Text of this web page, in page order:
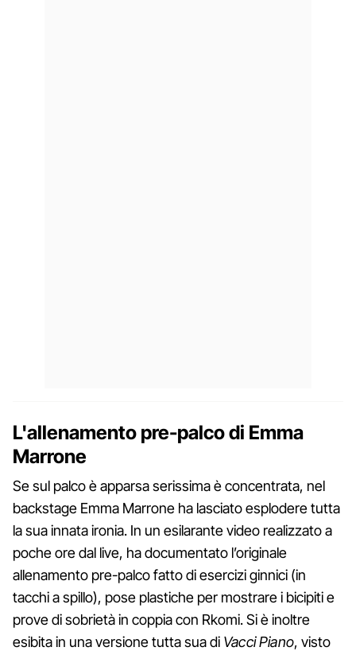
L'allenamento pre-palco di Emma
Marrone
Se sul palco è apparsa serissima è concentrata, nel
backstage Emma Marrone ha lasciato esplodere tutta
la sua innata ironia. In un esilarante video realizzato a
poche ore dal live, ha documentato l’originale
allenamento pre-palco fatto di esercizi ginnici (in
tacchi a spillo), pose plastiche per mostrare i bicipiti e
prove di sobrietà in coppia con Rkomi. Si è inoltre
esibita in una versione tutta sua di Vacci Piano, visto